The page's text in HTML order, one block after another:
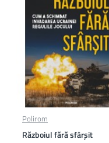
Polirom
Războiul fără sfârşit